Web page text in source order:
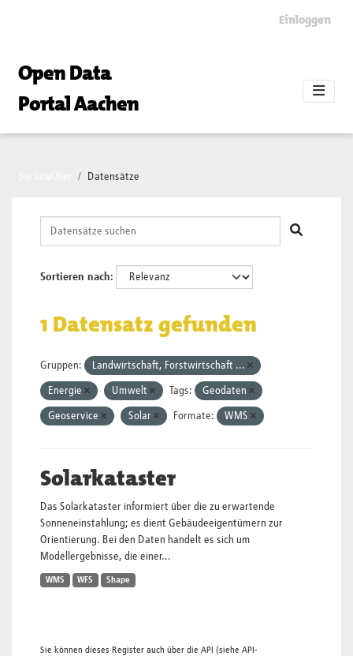
Einloggen
Open Data
Portal Aachen
Datensätze
Sortieren nach
1 Datensatz gefunden
Gruppen: Landwirtschaft, Forstwirtschaft ...
Energie Umwelt Tags: Geodaten
Geoservice Solar Formate: WMS
Solarkataster
Das Solarkataster informiert über die zu erwartende
Sonneneinstahlung; es dient Gebäudeeigentümern zur
Orientierung. Bei den Daten handelt es sich um
Modellergebnisse, die einer...
WMS WFS Shape
Sie können dieses Register auch über die API (siehe API-